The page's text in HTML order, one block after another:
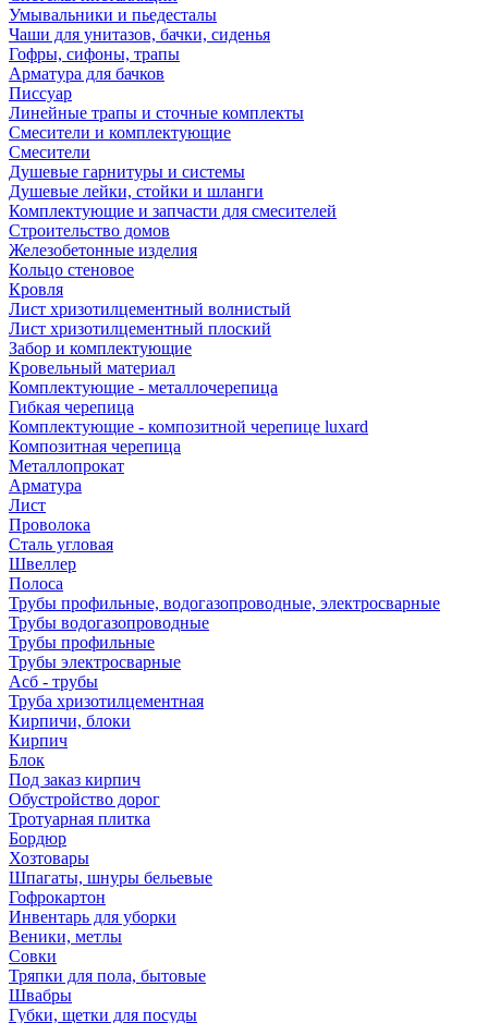
Умывальники и пьедесталы
Чаши для унитазов, бачки, сиденья
Гофры, сифоны, трапы
Арматура для бачков
Писсуар
Линейные трапы и сточные комплекты
Смесители и комплектующие
Смесители
Душевые гарнитуры и системы
Душевые лейки, стойки и шланги
Комплектующие и запчасти для смесителей
Строительство домов
Железобетонные изделия
Кольцо стеновое
Кровля
Лист хризотилцементный волнистый
Лист хризотилцементный плоский
Забор и комплектующие
Кровельный материал
Комплектующие - металлочерепица
Гибкая черепица
Комплектующие - композитной черепице luxard
Композитная черепица
Металлопрокат
Арматура
Лист
Проволока
Сталь угловая
Швеллер
Полоса
Трубы профильные, водогазопроводные, электросварные
Трубы водогазопроводные
Трубы профильные
Трубы электросварные
Асб - трубы
Труба хризотилцементная
Кирпичи, блоки
Кирпич
Блок
Под заказ кирпич
Обустройство дорог
Тротуарная плитка
Бордюр
Хозтовары
Шпагаты, шнуры бельевые
Гофрокартон
Инвентарь для уборки
Веники, метлы
Совки
Тряпки для пола, бытовые
Швабры
Губки, щетки для посуды